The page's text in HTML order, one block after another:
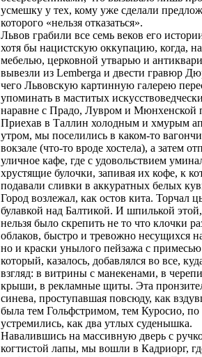
усмешку у тех, кому уже сделали
которого «нельзя отказаться».
Львов грабили все семь веков его
хотя бы нацистскую оккупацию, когда,
мебелью, церковной утварью и
вывезли из Lemberga и двести гравюр
чего Львовскую картинную галерею
упоминать в маститых
наравне с Прадо, Лувром и Мюнхенской
Приехав в Таллин холодным и хмурым
утром, мы поселились в каком-то
вокзале (что-то вроде хостела), а затем
уличное кафе, где с удовольствием
хрустящие булочки, запивая их кофе, к
подавали сливки в аккуратных белых
Город возлежал, как остов кита. Торчал
булавкой над Балтикой. И шпилькой
нельзя было скрепить не то что клочки
облаков, быстро и тревожно несущихся
но и краски унылого пейзажа с
который, казалось, добавлялся во все,
взгляд: в витрины с манекенами, в
крыши, в рекламные щиты. Эта
синева, проступавшая повсюду, как
была тем Гольфстримом, тем Куросио,
устремились, как два утлых суденышка.
Навалившись на массивную дверь с
когтистой лапы, мы вошли в Кадриорг,